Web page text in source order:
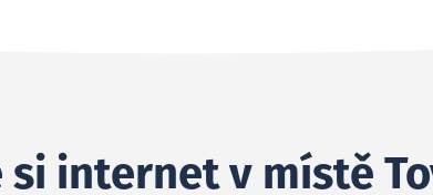
si internet v místě